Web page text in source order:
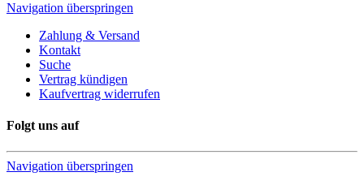
Navigation überspringen
Zahlung & Versand
Kontakt
Suche
Vertrag kündigen
Kaufvertrag widerrufen
Folgt uns auf
Navigation überspringen